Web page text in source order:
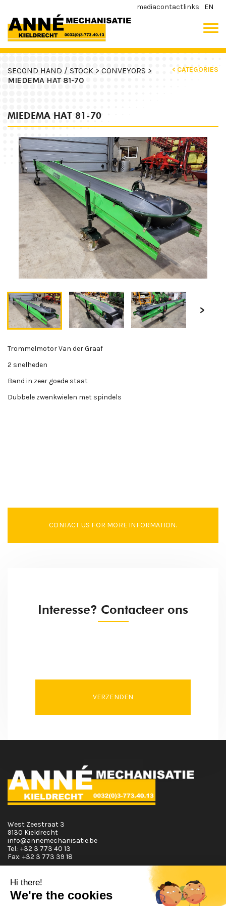
mediacontactlinks EN
SECOND HAND / STOCK > CONVEYORS >
MIEDEMA HAT 81-70
< CATEGORIES
MIEDEMA HAT 81-70
Trommelmotor Van der Graaf
2 snelheden
Band in zeer goede staat
Dubbele zwenkwielen met spindels
CONTACT US FOR MORE INFORMATION.
Interesse? Contacteer ons
VERZENDEN
West Zeestraat 3
9130 Kieldrecht
info@annemechanisatie.be
Tel.: +32 3 773 40 13
Fax: +32 3 773 39 18